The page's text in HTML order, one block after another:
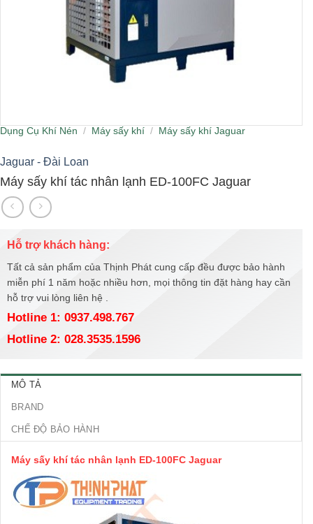
Dụng Cụ Khí Nén / Máy sấy khí / Máy sấy khí Jaguar
Jaguar - Đài Loan
Máy sấy khí tác nhân lạnh ED-100FC Jaguar
Hỗ trợ khách hàng:
Tất cả sản phẩm của Thịnh Phát cung cấp đều được bảo hành
miễn phí 1 năm hoặc nhiều hơn, mọi thông tin đặt hàng hay cần
hỗ trợ vui lòng liên hệ .
Hotline 1: 0937.498.767
Hotline 2: 028.3535.1596
MÔ TẢ
BRAND
CHẾ ĐỘ BẢO HÀNH
Máy sấy khí tác nhân lạnh ED-100FC Jaguar